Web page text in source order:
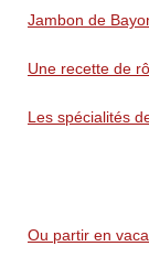
Jambon de
Une recette de
Les spécialités
Ou partir en